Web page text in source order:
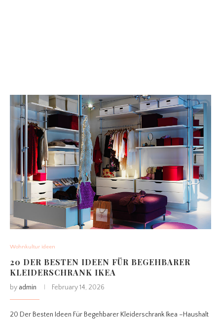
Wohnkultur ideen
20 DER BESTEN IDEEN FÜR BEGEHBARER
KLEIDERSCHRANK IKEA
by admin February 14, 2026
20 Der Besten Ideen Für Begehbarer Kleiderschrank Ikea –Haushalt